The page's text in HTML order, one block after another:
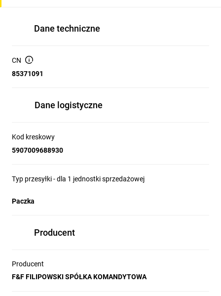
Dane techniczne
CN
85371091
Dane logistyczne
Kod kreskowy
5907009688930
Typ przesyłki - dla 1 jednostki sprzedażowej
Paczka
Producent
Producent
F&F FILIPOWSKI SPÓŁKA KOMANDYTOWA